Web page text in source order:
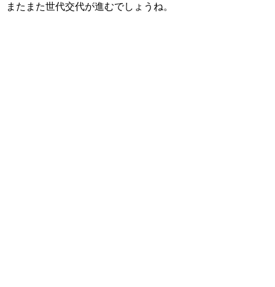
またまた世代交代が進むでしょうね。